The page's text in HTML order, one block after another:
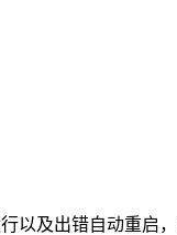
及出错自动重启，